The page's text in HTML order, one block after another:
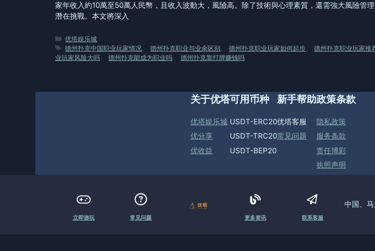
家年收入約10萬至50萬人民幣，且收入波動大，風險高。除了技術與心理素質，還需強大風險管
潛在挑戰。本文將深入
分
类
优塔娱乐城
标
签
德州扑克中国职业玩家情况 、德州扑克职业与业余区别 、德州扑克职业玩家如何起步 、德州扑克职业玩家推
业玩家风险大吗
德州扑克能成为职业吗 德州扑克靠打牌赚钱吗
关于优塔
优塔娱乐城
优分享
优收益
可用币种
USDT-ERC20
USDT-TRC20
USDT-BEP20
新手帮助
优塔客服
常见问题
政策条款
隐私政策
服务条款
责任博彩
执照声明
立即游玩 常见问题 更多资讯 联系客服
中国、